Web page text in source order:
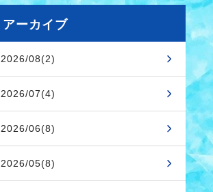
アーカイブ
2026/08(2)
2026/07(4)
2026/06(8)
2026/05(8)